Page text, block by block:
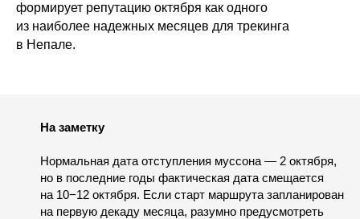
формирует репутацию октября как одного
из наиболее надежных месяцев для трекинга
в Непале.
На заметку
Нормальная дата отступления муссона — 2 октября,
но в последние годы фактическая дата смещается
на 10−12 октября. Если старт маршрута запланирован
на первую декаду месяца, разумно предусмотреть